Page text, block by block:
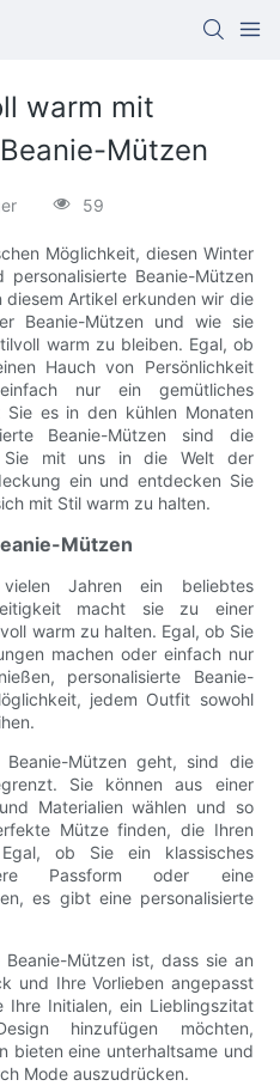
warm mit
Mützen
59
Möglichkeit, diesen Winter
Beanie-Mützen
Artikel erkunden wir die
Beanie-Mützen und wie sie
warm zu bleiben. Egal, ob
Hauch von Persönlichkeit
nur ein gemütliches
Sie es in den kühlen Monaten
Beanie-Mützen sind die
Sie mit uns in die Welt der
ein und entdecken Sie
mit Stil warm zu halten.
Mützen
Jahren ein beliebtes
macht sie zu einer
warm zu halten. Egal, ob Sie
machen oder einfach nur
personalisierte Beanie-
jedem Outfit sowohl
Beanie-Mützen geht, sind die
Sie können aus einer
Materialien wählen und so
Mütze finden, die Ihren
ob Sie ein klassisches
Passform oder eine
es gibt eine personalisierte
Mützen ist, dass sie an
und Ihre Vorlieben angepasst
Ihre Initialen, ein Lieblingszitat
hinzufügen möchten,
bieten eine unterhaltsame und
Mode auszudrücken.